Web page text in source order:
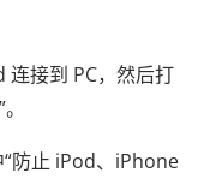
连接到 PC，然后打
“防止 iPod、iPhone